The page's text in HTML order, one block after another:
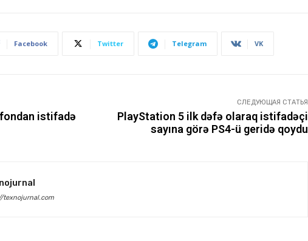
Facebook Twitter Telegram VK
istifadə
СЛЕДУЮЩАЯ СТАТЬЯ
PlayStation 5 ilk dəfə olaraq istifadəçi
sayına görə PS4-ü geridə qoydu
texnojurnal.com